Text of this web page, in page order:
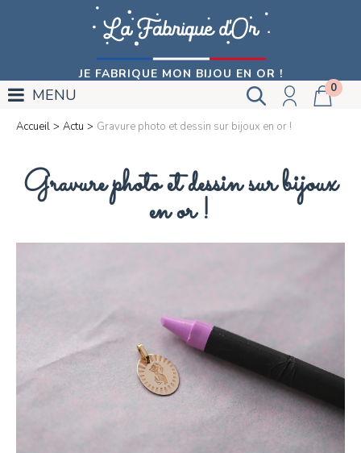
JE FABRIQUE MON BIJOU EN OR !
0
MENU
Accueil > Actu > Gravure photo et dessin sur bijoux en or !
Gravure photo et dessin sur bijoux
en or !